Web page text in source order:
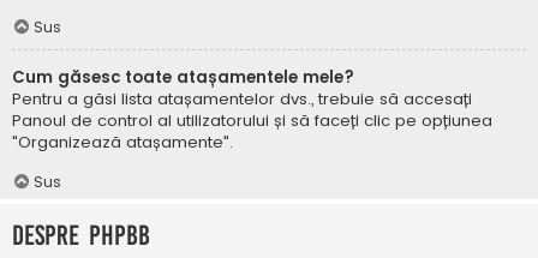
Sus
Cum găsesc toate atașamentele mele?
Pentru a găsi lista atașamentelor dvs., trebuie să accesați
Panoul de control al utilizatorului și să faceți clic pe opțiunea
"Organizează atașamente".
Sus
Despre phpBB